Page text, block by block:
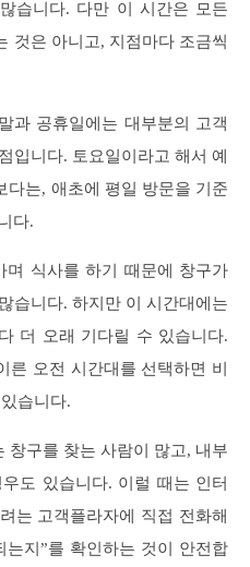
습니다. 다만 이 시간은 모든
것은 아니고, 지점마다 조금씩
과 공휴일에는 대부분의 고객
입니다. 토요일이라고 해서 예
다는, 애초에 평일 방문을 기준
다.
며 식사를 하기 때문에 창구가
습니다. 하지만 이 시간대에는
더 오래 기다릴 수 있습니다.
른 오전 시간대를 선택하면 비
습니다.
창구를 찾는 사람이 많고, 내부
도 있습니다. 이럴 때는 인터
는 고객플라자에 직접 전화해
지”를 확인하는 것이 안전합